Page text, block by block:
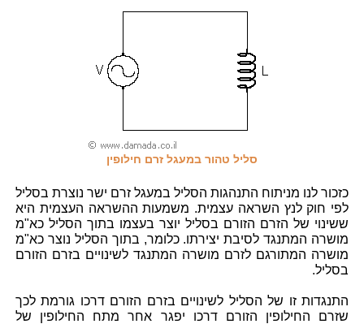
סליל טהור במעגל זרם חילופין
כזכור לנו מניתוח התנהגות הסליל במעגל זרם ישר נוצרת בסליל
לפי חוק לנץ השראה עצמית. משמעות ההשראה העצמית היא
ששינוי של הזרם הזורם בסליל יוצר בעצמו בתוך הסליל כא"מ
מושרה המתנגד לסיבת יצירתו. כלומר, בתוך הסליל נוצר כא"מ
מושרה המתורגם לזרם מושרה המתנגד לשינויים בזרם הזורם
בסליל.
התנגדות זו של הסליל לשינויים בזרם הזורם דרכו גורמת לכך
שזרם החילופין הזורם דרכו יפגר אחר מתח החילופין של